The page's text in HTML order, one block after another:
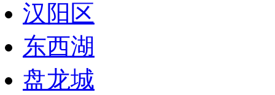
汉阳区
东西湖
盘龙城